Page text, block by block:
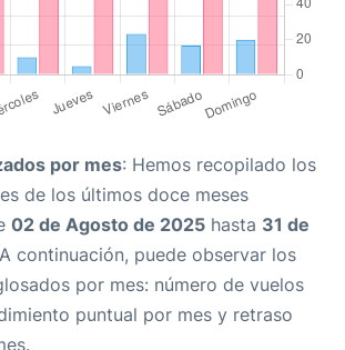
por mes: Hemos recopilado los
de los últimos doce meses
02 de Agosto de 2025 hasta 31 de
continuación, puede observar los
por mes: número de vuelos
puntual por mes y retraso